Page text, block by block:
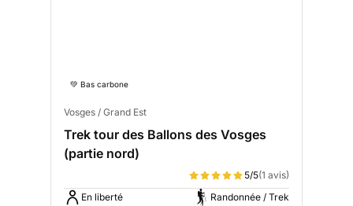
💚 Bas carbone
Vosges / Grand Est
Trek tour des Ballons des Vosges
(partie nord)
5/5(1 avis)
En liberté
Randonnée / Trek